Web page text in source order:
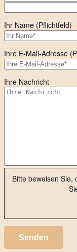
Ihr Name (Pflichtfeld)
Ihre E-Mail-Adresse
Ihre Nachricht
Bitte beweisen Sie,